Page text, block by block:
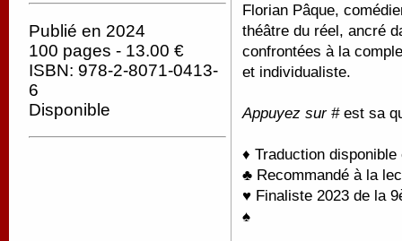
Publié en 2024
100 pages - 13.00 €
ISBN: 978-2-8071-0413-
6
Disponible
Florian Pâque,
théâtre du réel, ancré
confrontées à la
et individualiste.
Appuyez sur #est sa
♦ Traduction
♣ Recommandé à la
♥ Finaliste 2023 de la
♠